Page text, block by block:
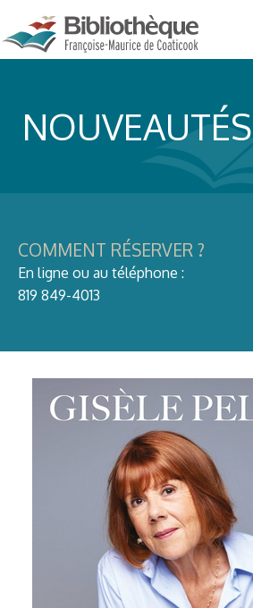
Skip to content
MAIN NAVIGATION
NOUVEAUTÉS
COMMENT RÉSERVER ?
En ligne ou au téléphone :
819 849-4013